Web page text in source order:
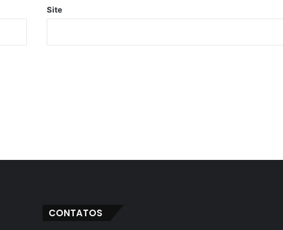
Site
CONTATOS